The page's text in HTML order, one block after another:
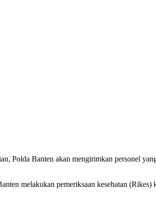
Polda Banten akan mengirimkan personel
melakukan pemeriksaan kesehatan (Rikes)